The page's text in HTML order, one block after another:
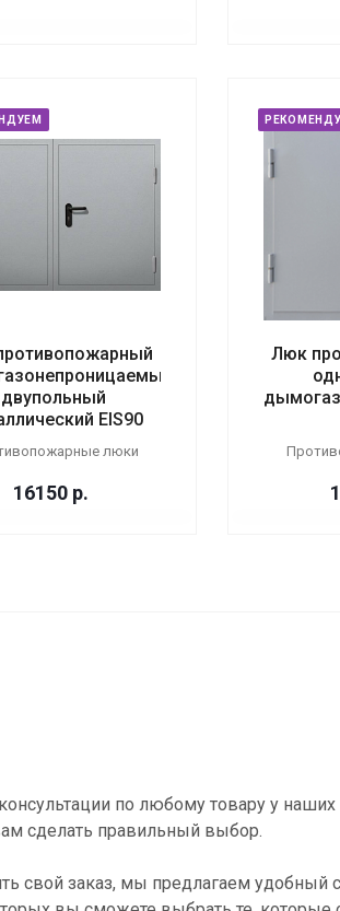
двупольный
EIS90
люки
16150 р.
Люк
по любому товару у
сделать правильный выбор.
свой заказ, мы предлагаем